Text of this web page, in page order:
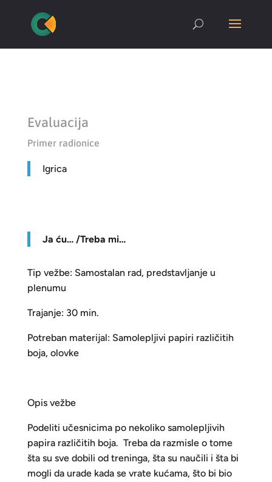
Evaluacija
Primer radionice
Igrica
Ja ću… /Treba mi…
Tip vežbe: Samostalan rad, predstavljanje u
plenumu
Trajanje: 30 min.
Potreban materijal: Samolepljivi papiri različitih
boja, olovke
Opis vežbe
Podeliti učesnicima po nekoliko samolepljivih
papira različitih boja. Treba da razmisle o tome
šta su sve dobili od treninga, šta su naučili i šta bi
mogli da urade kada se vrate kućama, što bi bio